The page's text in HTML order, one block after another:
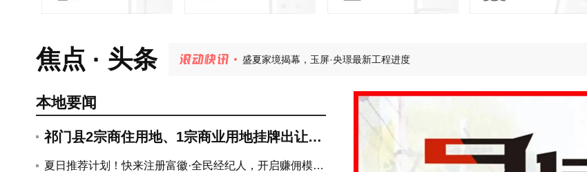
焦点 · 头条
安澜轩｜不必将就的居住，从足够宽的楼间距开始
本地要闻
祁门县2宗商住用地、1宗商业用地挂牌出让，
总出让面积29.83亩
夏日推荐计划！快来注册富徽·全民经纪人，开启赚佣模